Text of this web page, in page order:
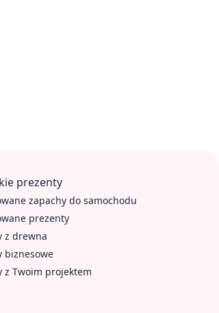
prezenty
zapachy do samochodu
prezenty
z drewna
biznesowe
z Twoim projektem